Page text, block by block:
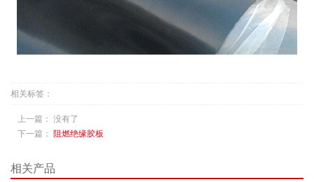
相关标签：
上一篇： 没有了
下一篇： 阻燃绝缘胶板
相关产品